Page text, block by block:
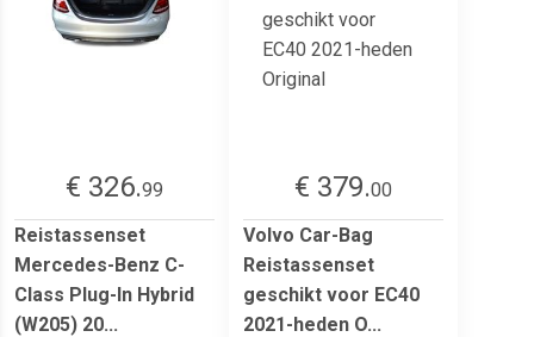
€ 326.99
Reistassenset
Mercedes-Benz C-
Class Plug-In Hybrid
(W205) 20...
€ 379.00
Volvo Car-Bag
Reistassenset
geschikt voor EC40
2021-heden O...